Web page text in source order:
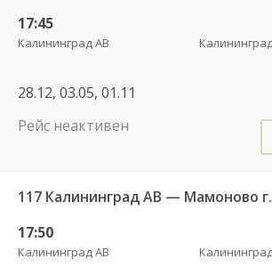
17:45
Калининград АВ
28.12, 03.05, 01.11
Рейс неактивен
117 Калининград АВ — Мамоново г.
17:50
Калининград АВ